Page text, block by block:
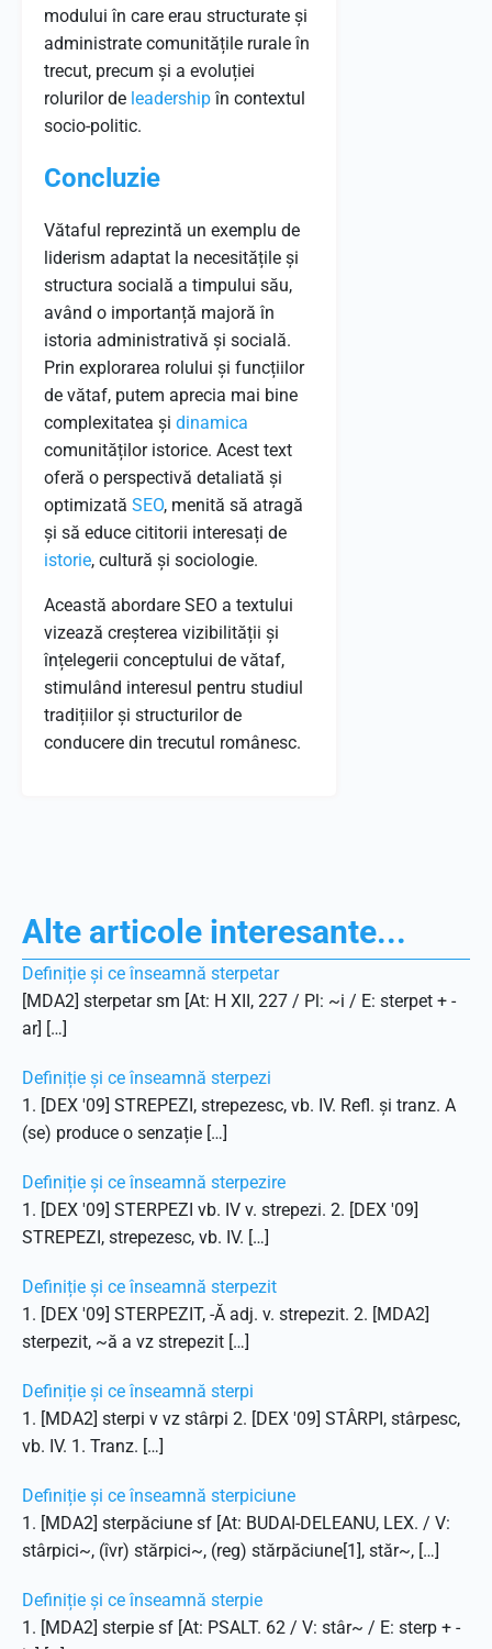
modului în care erau structurate și
administrate comunitățile rurale în
trecut, precum și a evoluției
rolurilor de leadershipîn contextul
socio-politic.
Concluzie
Vătaful reprezintă un exemplu de
liderism adaptat la necesitățile și
structura socială a timpului său,
având o importanță majoră în
istoria administrativă și socială.
Prin explorarea rolului și funcțiilor
de vătaf, putem aprecia mai bine
complexitatea și dinamica
comunităților istorice. Acest text
oferă o perspectivă detaliată și
optimizată SEO, menită să atragă
și să educe cititorii interesați de
istorie, cultură și sociologie.
Această abordare SEO a textului
vizează creșterea vizibilității și
înțelegerii conceptului de vătaf,
stimulând interesul pentru studiul
tradițiilor și structurilor de
conducere din trecutul românesc.
Alte articole interesante...
Definiție și ce înseamnă sterpetar
[MDA2] sterpetar sm [At: H XII, 227 / Pl: ~i / E: sterpet + -
ar] […]
Definiție și ce înseamnă sterpezi
1. [DEX '09] STREPEZI, strepezesc, vb. IV. Refl. și tranz. A
(se) produce o senzație […]
Definiție și ce înseamnă sterpezire
1. [DEX '09] STERPEZI vb. IV v. strepezi. 2. [DEX '09]
STREPEZI, strepezesc, vb. IV. […]
Definiție și ce înseamnă sterpezit
1. [DEX '09] STERPEZIT, -Ă adj. v. strepezit. 2. [MDA2]
sterpezit, ~ă a vz strepezit […]
Definiție și ce înseamnă sterpi
1. [MDA2] sterpi v vz stârpi 2. [DEX '09] STÂRPI, stârpesc,
vb. IV. 1. Tranz. […]
Definiție și ce înseamnă sterpiciune
1. [MDA2] sterpăciune sf [At: BUDAI-DELEANU, LEX. / V:
stârpici~, (îvr) stărpici~, (reg) stărpăciune[1], stăr~, […]
Definiție și ce înseamnă sterpie
1. [MDA2] sterpie sf [At: PSALT. 62 / V: stâr~ / E: sterp + -